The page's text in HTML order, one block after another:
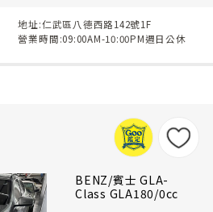
地址:仁武區八德西路142號1F
營業時間:09:00AM-10:00PM週日公休
BENZ/賓士 GLA-
Class GLA180/0cc